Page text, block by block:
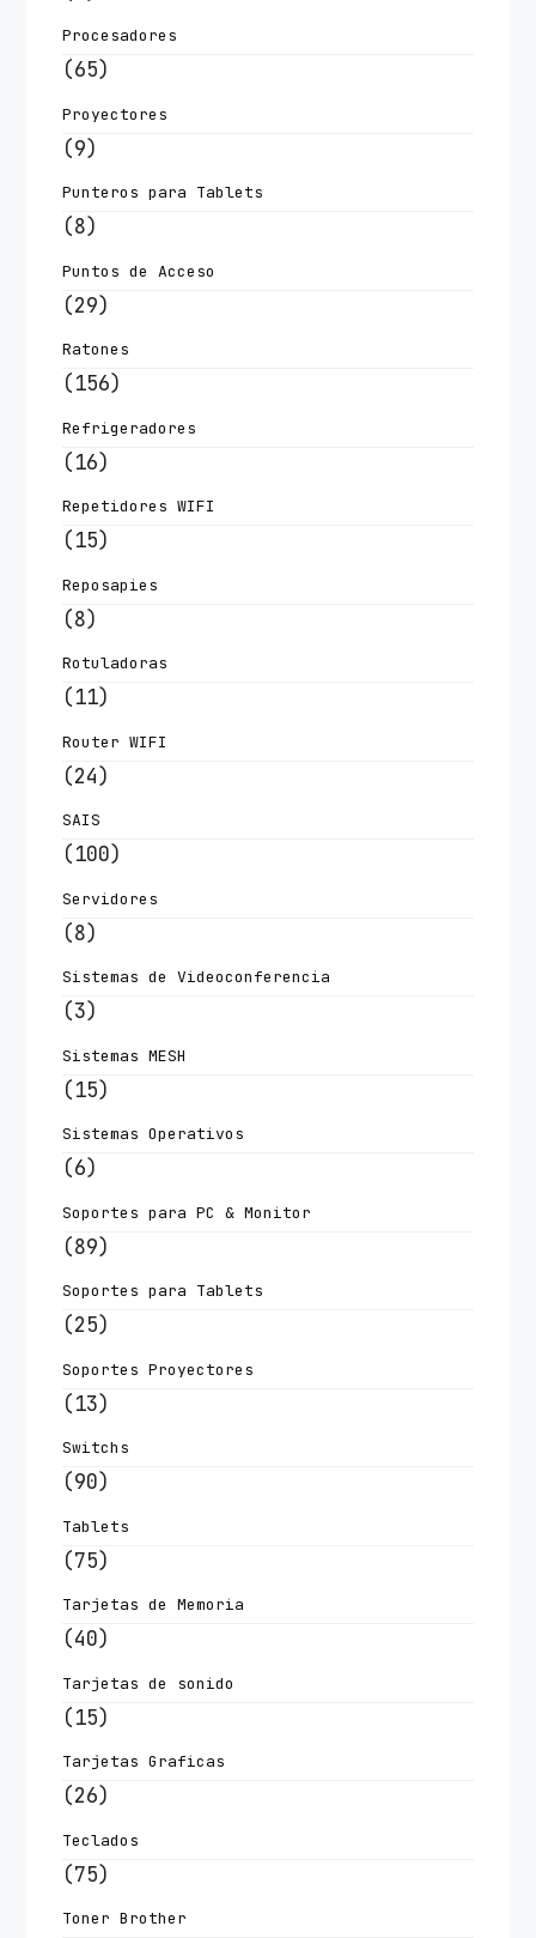
Procesadores
(65)
Proyectores
(9)
Punteros para Tablets
(8)
Puntos de Acceso
(29)
Ratones
(156)
Refrigeradores
(16)
Repetidores WIFI
(15)
Reposapies
(8)
Rotuladoras
(11)
Router WIFI
(24)
SAIS
(100)
Servidores
(8)
Sistemas de Videoconferencia
(3)
Sistemas MESH
(15)
Sistemas Operativos
(6)
Soportes para PC & Monitor
(89)
Soportes para Tablets
(25)
Soportes Proyectores
(13)
Switchs
(90)
Tablets
(75)
Tarjetas de Memoria
(40)
Tarjetas de sonido
(15)
Tarjetas Graficas
(26)
Teclados
(75)
Toner Brother